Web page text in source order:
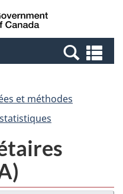
Canada
et
et méthodes